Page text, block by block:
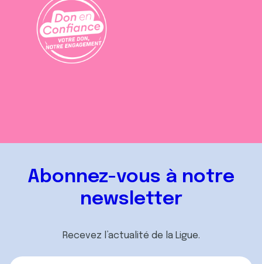
Abonnez-vous à notre
newsletter
Recevez l’actualité de la Ligue.